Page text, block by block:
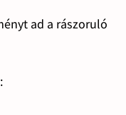
ad a rászoruló